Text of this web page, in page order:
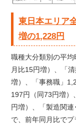
東日本エリア
増の1,228円
職種大分類別の平
月比15円増）、「
増）、「事務職」
197円（同73円増）
円増）、「製造関
で、前年同月比でプ